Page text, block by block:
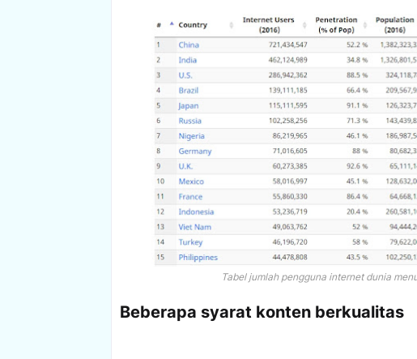
Tabel jumlah pengguna internet dunia
Beberapa syarat konten berkualitas